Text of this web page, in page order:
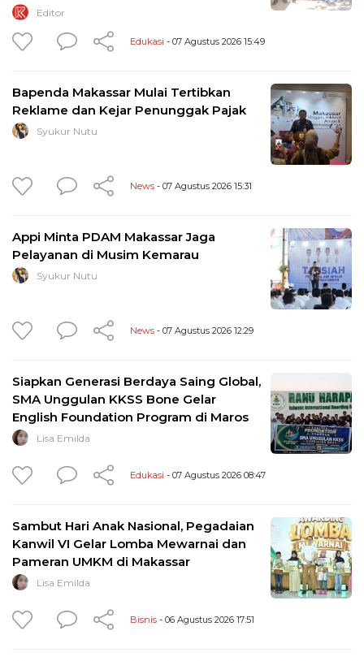
Editor
Edukasi - 07 Agustus 2026 15:49
Bapenda Makassar Mulai Tertibkan
Reklame dan Kejar Penunggak Pajak
Syukur Nutu
News - 07 Agustus 2026 15:31
Appi Minta PDAM Makassar Jaga
Pelayanan di Musim Kemarau
Syukur Nutu
News - 07 Agustus 2026 12:29
Siapkan Generasi Berdaya Saing Global,
SMA Unggulan KKSS Bone Gelar
English Foundation Program di Maros
Lisa Emilda
Edukasi - 07 Agustus 2026 08:47
Sambut Hari Anak Nasional, Pegadaian
Kanwil VI Gelar Lomba Mewarnai dan
Pameran UMKM di Makassar
Lisa Emilda
Bisnis - 06 Agustus 2026 17:51